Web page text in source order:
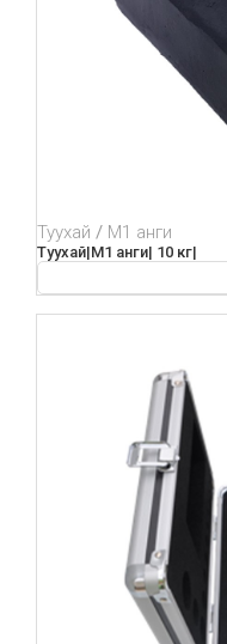
Туухай М1 анги
Туухай|М1 анги| 10 кг|